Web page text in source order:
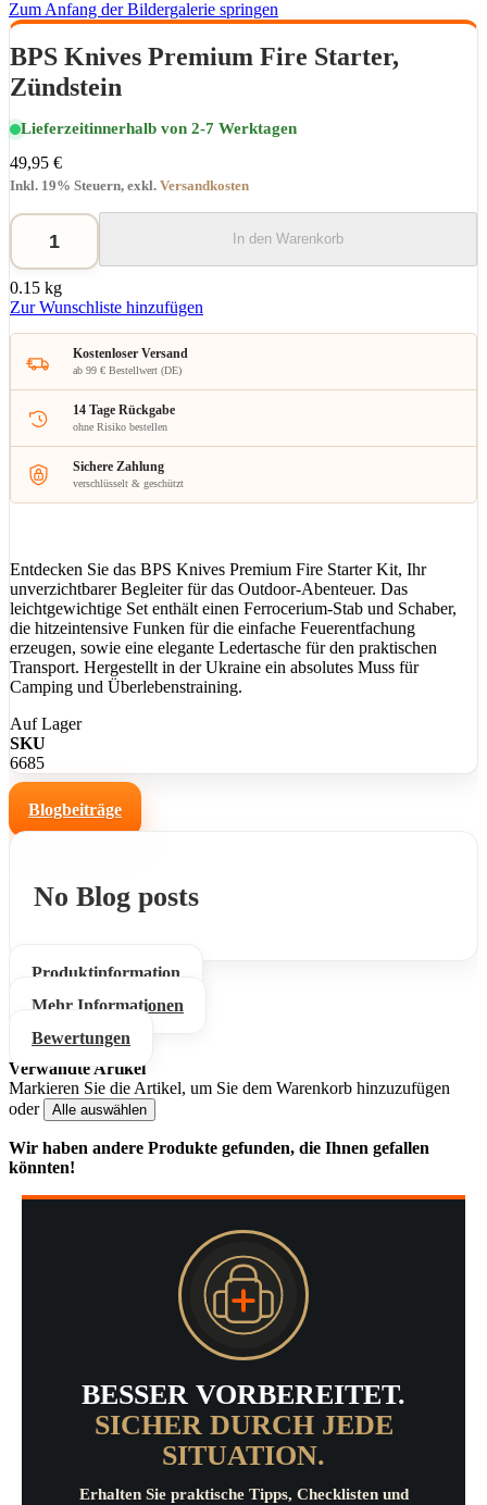
Zum Anfang der Bildergalerie springen
BPS Knives Premium Fire Starter,
Zündstein
Lieferzeitinnerhalb von 2-7 Werktagen
49,95 €
Inkl. 19% Steuern, exkl. Versandkosten
In den Warenkorb
0.15 kg
Zur Wunschliste hinzufügen
Kostenloser Versand
ab 99 € Bestellwert (DE)
14 Tage Rückgabe
ohne Risiko bestellen
Sichere Zahlung
verschlüsselt & geschützt
Entdecken Sie das BPS Knives Premium Fire Starter Kit, Ihr
unverzichtbarer Begleiter für das Outdoor-Abenteuer. Das
leichtgewichtige Set enthält einen Ferrocerium-Stab und Schaber,
die hitzeintensive Funken für die einfache Feuerentfachung
erzeugen, sowie eine elegante Ledertasche für den praktischen
Transport. Hergestellt in der Ukraine ein absolutes Muss für
Camping und Überlebenstraining.
Auf Lager
SKU
6685
Blogbeiträge
No Blog posts
Produktinformation
Mehr Informationen
Bewertungen
Verwandte Artikel
Markieren Sie die Artikel, um Sie dem Warenkorb hinzuzufügen
oder
Alle auswählen
Wir haben andere Produkte gefunden, die Ihnen gefallen
könnten!
BESSER VORBEREITET.
SICHER DURCH JEDE
SITUATION.
Erhalten Sie praktische Tipps, Checklisten und